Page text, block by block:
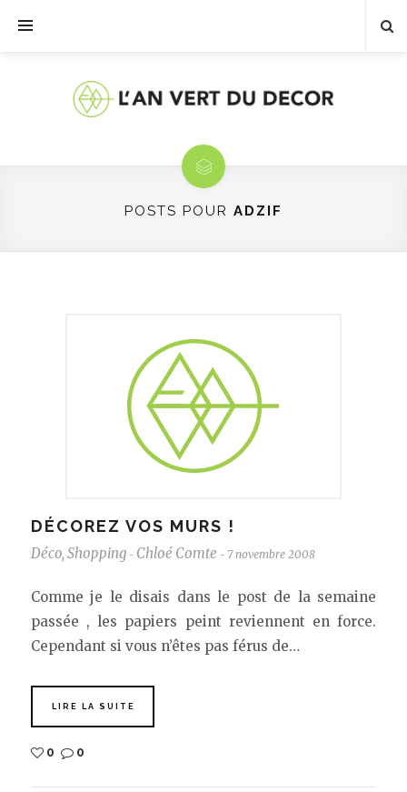
POSTS POUR ADZIF
DÉCOREZ VOS MURS !
Déco, Shopping - Chloé Comte - 7 novembre 2008
Comme je le disais dans le post de la semaine
passée , les papiers peint reviennent en force.
Cependant si vous n’êtes pas férus de…
LIRE LA SUITE
0 0